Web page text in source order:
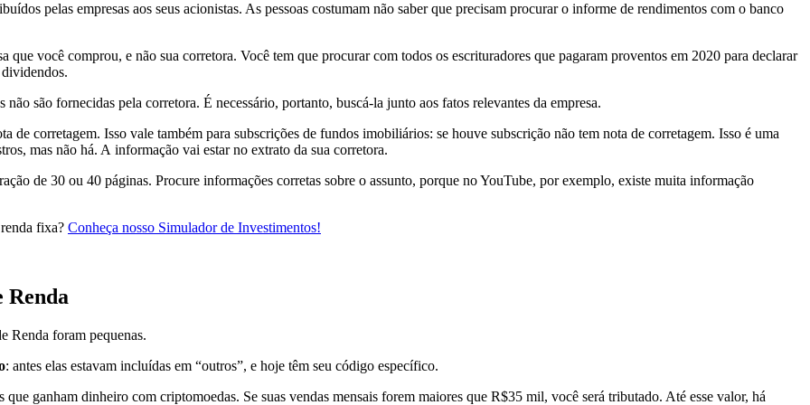
pelas empresas aos seus acionistas. As pessoas costumam não saber que precisam procurar o informe de rendimentos com o banco
que você comprou, e não sua corretora. Você tem que procurar com todos os escrituradores que pagaram proventos em 2020 para declarar
são fornecidas pela corretora. É necessário, portanto, buscá-la junto aos fatos relevantes da empresa.
de corretagem. Isso vale também para subscrições de fundos imobiliários: se houve subscrição não tem nota de corretagem. Isso é uma
mas não há. A informação vai estar no extrato da sua corretora.
de 30 ou 40 páginas. Procure informações corretas sobre o assunto, porque no YouTube, por exemplo, existe muita informação
fixa? Conheça nosso Simulador de Investimentos!
Renda
Renda foram pequenas.
: antes elas estavam incluídas em “outros”, e hoje têm seu código específico.
ganham dinheiro com criptomoedas. Se suas vendas mensais forem maiores que R$35 mil, você será tributado. Até esse valor, há